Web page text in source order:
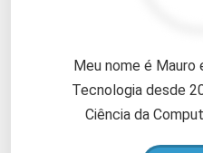
Meu nome é Mauro
Tecnologia desde
Ciência da